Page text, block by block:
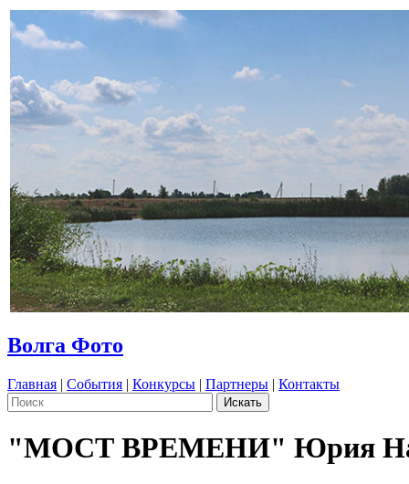
Волга Фото
Главная | События | Конкурсы | Партнеры | Контакты
"МОСТ ВРЕМЕНИ" Юрия